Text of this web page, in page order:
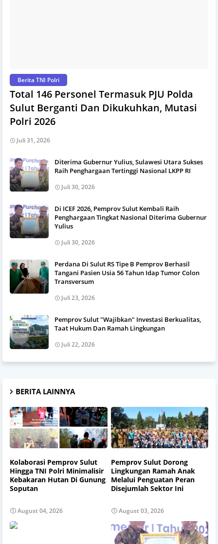
Berita TNI Polri
Total 146 Personel Termasuk PJU Polda
Sulut Berganti Dan Dikukuhkan, Mutasi
Polri 2026
Juli 31, 2026
Diterima Gubernur Yulius, Sulawesi Utara Sukses
Raih Penghargaan Tertinggi Nasional LKPP RI
Juli 30, 2026
Di ICEF 2026, Pemprov Sulut Kembali Raih
Penghargaan Tingkat Nasional Diterima Gubernur
Yulius
Juli 30, 2026
Perdana Di Sulut RS Tipe B Pemprov Berhasil
Tangani Pasien Usia 56 Tahun Idap Tumor Colon
Transversum
Juli 23, 2026
Pemprov Sulut "Wajibkan" Investasi Berkualitas,
Taat Hukum Dan Ramah Lingkungan
Juli 22, 2026
BERITA LAINNYA
Kolaborasi Pemprov Sulut
Hingga TNI Polri Minimalisir
Kebakaran Hutan Di Gunung
Soputan
August 04, 2026
Pemprov Sulut Dorong
Lingkungan Ramah Anak
Melalui Penguatan Peran
Disejumlah Sektor Ini
August 03, 2026